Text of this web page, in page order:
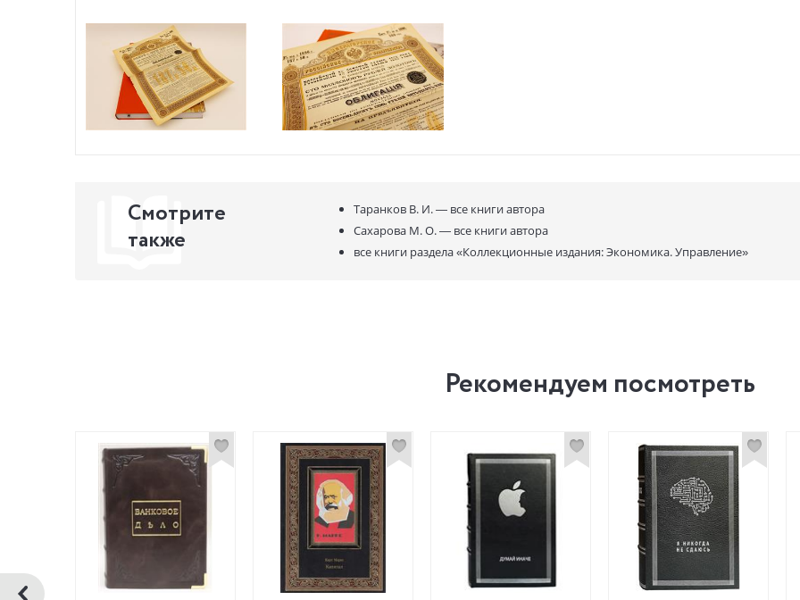
Государственного Дворянского земельного банка и 500 облигаций 3?%
По своему содержанию Энциклопедия представляет интерес для
юристов, историков, библиофилов, преподавателей университетов и
и библиотек, коллекционеров, экспертов антикварного рынка.
Валерий Барабанов, к.э.н., доцент, Президент Ассоциации выпускников
Смотрите
также
Таранков В. И. — все книги автора
Сахарова М. О. — все книги автора
все книги раздела«Коллекционные издания: Экономика. Управление»
Рекомендуем посмотреть